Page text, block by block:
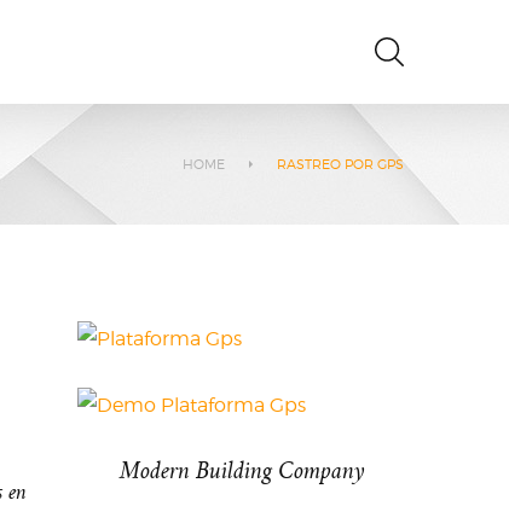
HOME RASTREO POR GPS
en
Modern Building Company